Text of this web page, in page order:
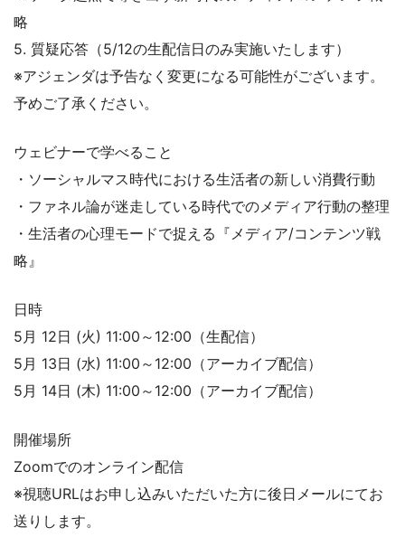
略
5. 質疑応答（5/12の生配信日のみ実施いたします）
※アジェンダは予告なく変更になる可能性がございます。
予めご了承ください。
ウェビナーで学べること
・ソーシャルマス時代における生活者の新しい消費行動
・ファネル論が迷走している時代でのメディア行動の整理
・生活者の心理モードで捉える『メディア/コンテンツ戦
略』
日時
5月 12日 (火) 11:00～12:00（生配信）
5月 13日 (水) 11:00～12:00（アーカイブ配信）
5月 14日 (木) 11:00～12:00（アーカイブ配信）
開催場所
Zoomでのオンライン配信
※視聴URLはお申し込みいただいた方に後日メールにてお
送りします。